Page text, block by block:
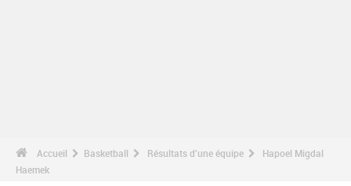
Accueil Basketball Résultats d'une équipe
Hapoel Migdal
Haemek